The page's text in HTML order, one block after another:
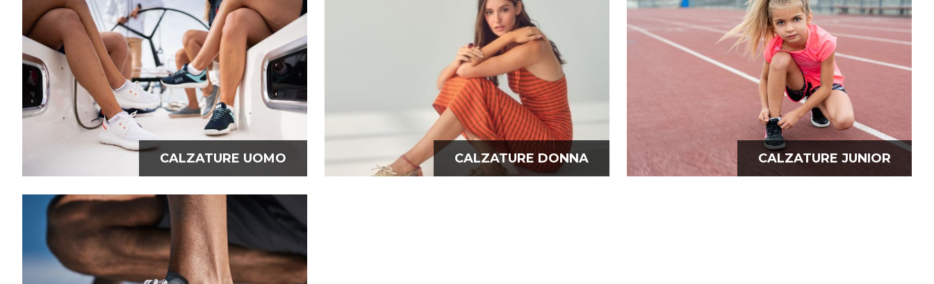
CALZATURE UOMO CALZATURE DONNA CALZATURE JUNIOR